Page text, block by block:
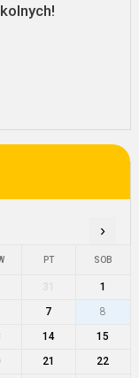
›
PT SOB
1
7
8
14
15
21
22